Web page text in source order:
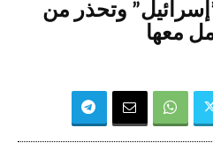
وتحذر من
معها